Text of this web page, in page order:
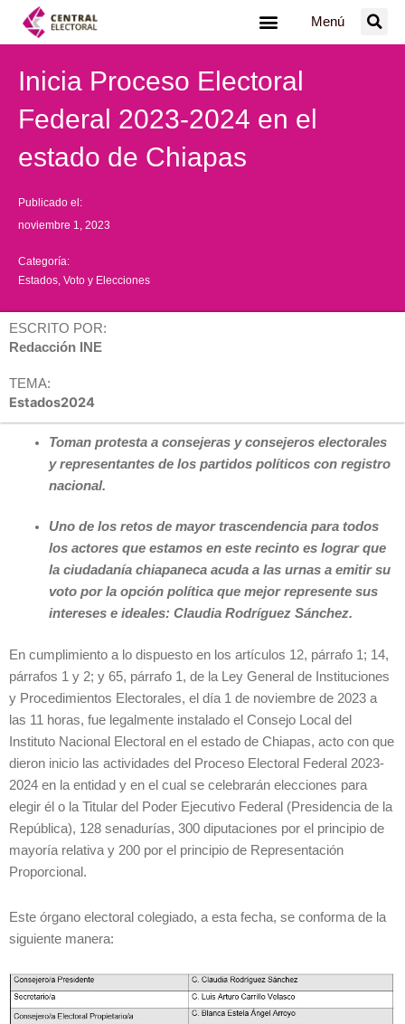
Menú
Inicia Proceso Electoral
Federal 2023-2024 en el
estado de Chiapas
Publicado el:
noviembre 1, 2023
Categoría:
Estados Voto y Elecciones
ESCRITO POR:
Redacción INE
TEMA:
Estados2024
Toman protesta a consejeras y consejeros electorales
y representantes de los partidos políticos con registro
nacional.
Uno de los retos de mayor trascendencia para todos
los actores que estamos en este recinto es lograr que
la ciudadanía chiapaneca acuda a las urnas a emitir su
voto por la opción política que mejor represente sus
intereses e ideales: Claudia Rodríguez Sánchez.
En cumplimiento a lo dispuesto en los artículos 12, párrafo 1; 14,
párrafos 1 y 2; y 65, párrafo 1, de la Ley General de Instituciones
y Procedimientos Electorales, el día 1 de noviembre de 2023 a
las 11 horas, fue legalmente instalado el Consejo Local del
Instituto Nacional Electoral en el estado de Chiapas, acto con que
dieron inicio las actividades del Proceso Electoral Federal 2023-
2024 en la entidad y en el cual se celebrarán elecciones para
elegir él o la Titular del Poder Ejecutivo Federal (Presidencia de la
República), 128 senadurías, 300 diputaciones por el principio de
mayoría relativa y 200 por el principio de Representación
Proporcional.
Este órgano electoral colegiado, a esta fecha, se conforma de la
siguiente manera: